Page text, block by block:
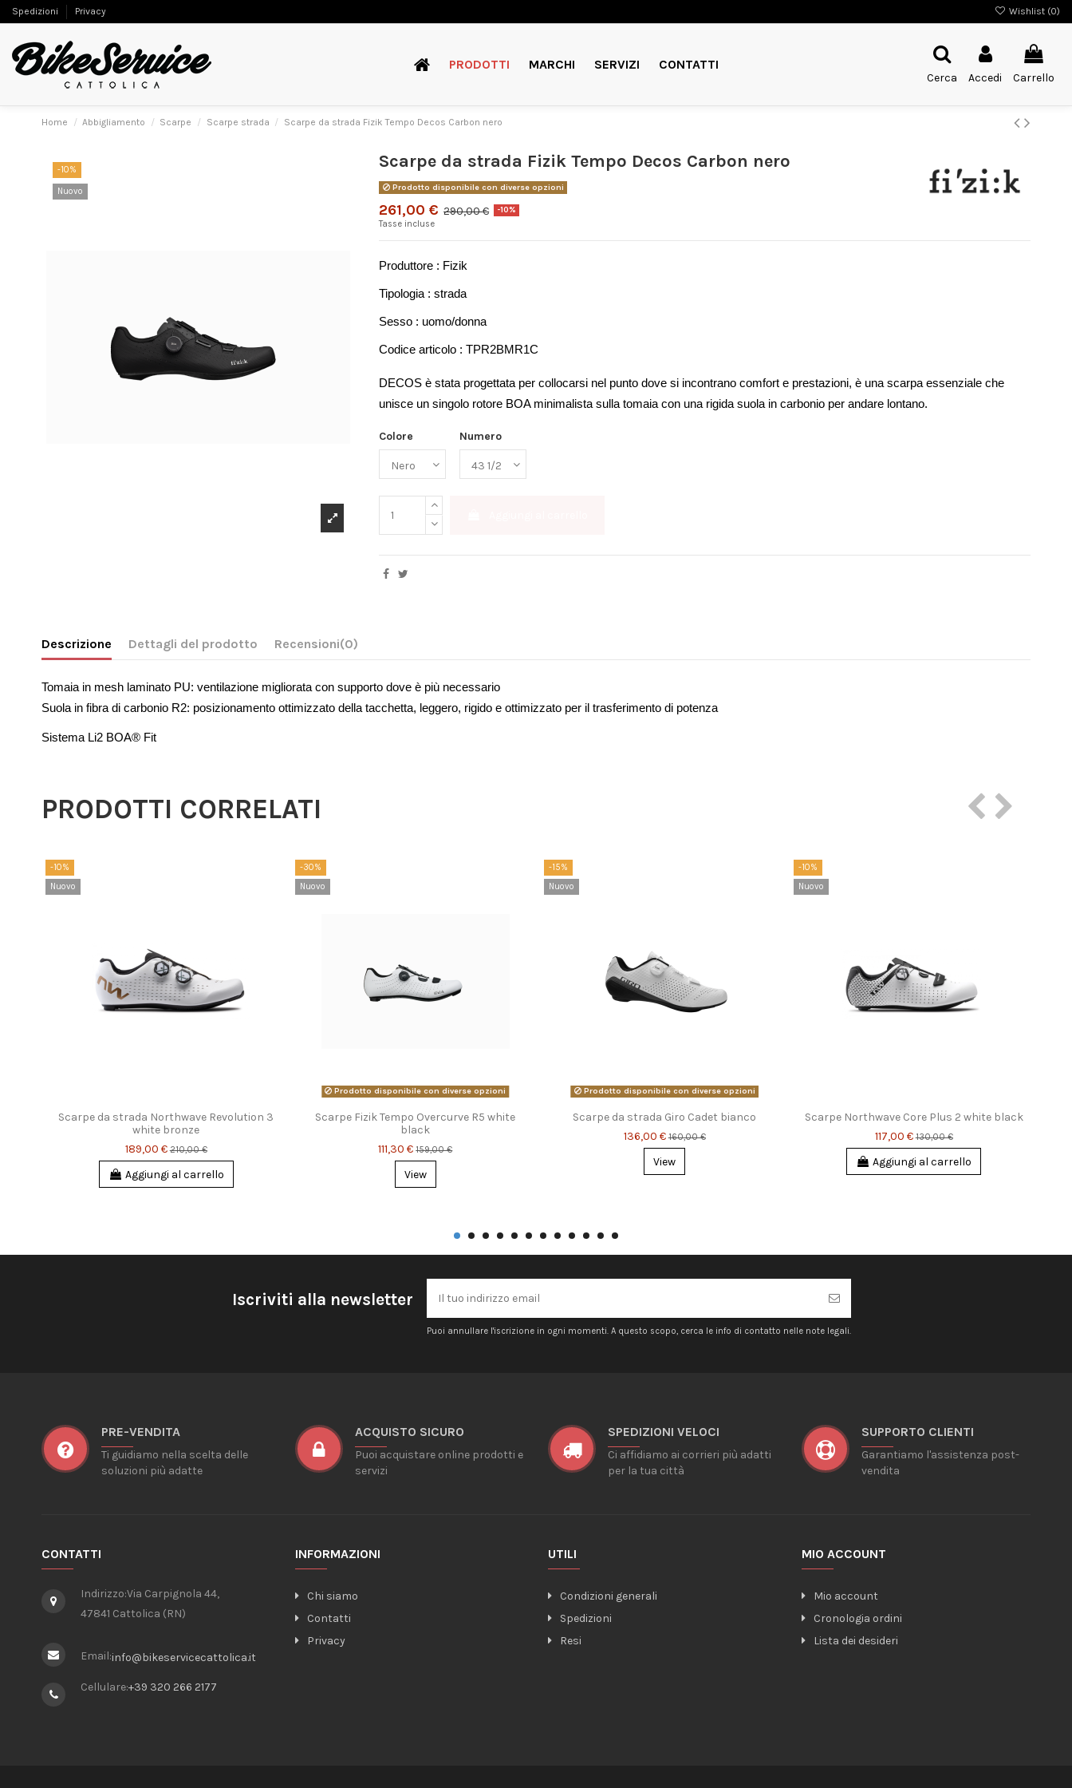
Spedizioni Privacy Wishlist (0)
PRODOTTI MARCHI SERVIZI CONTATTI
Cerca Accedi Carrello
Home Abbigliamento Scarpe Scarpe strada Scarpe da strada Fizik Tempo Decos Carbon nero
-10%
Nuovo
Scarpe da strada Fizik Tempo Decos Carbon nero
Prodotto disponibile con diverse opzioni
261,00 € 290,00 €
-10%
Tasse incluse
Produttore : Fizik
Tipologia : strada
Sesso : uomo/donna
Codice articolo : TPR2BMR1C
DECOS è stata progettata per collocarsi nel punto dove si incontrano comfort e prestazioni, è una scarpa essenziale che
unisce un singolo rotore BOA minimalista sulla tomaia con una rigida suola in carbonio per andare lontano.
Colore Numero
Descrizione Dettagli del prodotto Recensioni(0)
Tomaia in mesh laminato PU: ventilazione migliorata con supporto dove è più necessario
Suola in fibra di carbonio R2: posizionamento ottimizzato della tacchetta, leggero, rigido e ottimizzato per il trasferimento di potenza
Sistema Li2 BOA® Fit
PRODOTTI CORRELATI
-10%
Nuovo
Scarpe da strada Northwave Revolution 3
white bronze
189,00 € 210,00 €
Aggiungi al carrello
-30%
Nuovo
Prodotto disponibile con diverse opzioni
Scarpe Fizik Tempo Overcurve R5 white
black
111,30 € 159,00 €
View
-15%
Nuovo
Prodotto disponibile con diverse opzioni
Scarpe da strada Giro Cadet bianco
136,00 € 160,00 €
View
-10%
Nuovo
Scarpe Northwave Core Plus 2 white black
117,00 € 130,00 €
Aggiungi al carrello
Iscriviti alla newsletter
Puoi annullare l'iscrizione in ogni momenti. A questo scopo, cerca le info di contatto nelle note legali.
PRE-VENDITA
Ti guidiamo nella scelta delle
soluzioni più adatte
ACQUISTO SICURO
Puoi acquistare online prodotti e
servizi
SPEDIZIONI VELOCI
Ci affidiamo ai corrieri più adatti
per la tua città
SUPPORTO CLIENTI
Garantiamo l'assistenza post-
vendita
CONTATTI
Indirizzo:Via Carpignola 44,
47841 Cattolica (RN)
Email:info@bikeservicecattolica.it
Cellulare:+39 320 266 2177
INFORMAZIONI
Chi siamo
Contatti
Privacy
UTILI
Condizioni generali
Spedizioni
Resi
MIO ACCOUNT
Mio account
Cronologia ordini
Lista dei desideri